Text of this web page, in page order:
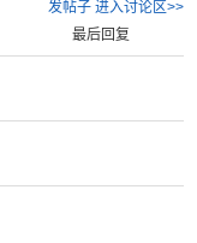
发帖子 进入讨论区>>
最后回复